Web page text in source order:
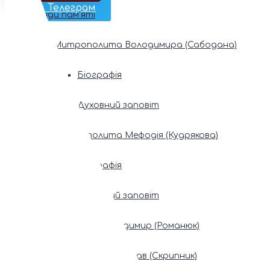
Наш Телеграм
Фонди пам’яті
Митрополита Володимира (Сабодана)
Біографія
Духовний заповіт
Митрополита Мефодія (Кудрякова)
Біографія
Духовний заповіт
Патріарх Володимир (Романюк)
Патріарх Мстислав (Скрипник)